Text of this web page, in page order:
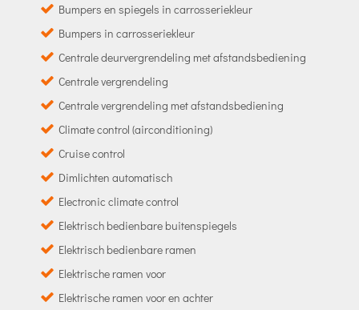
Bumpers en spiegels in carrosseriekleur
Bumpers in carrosseriekleur
Centrale deurvergrendeling met afstandsbediening
Centrale vergrendeling
Centrale vergrendeling met afstandsbediening
Climate control (airconditioning)
Cruise control
Dimlichten automatisch
Electronic climate control
Elektrisch bedienbare buitenspiegels
Elektrisch bedienbare ramen
Elektrische ramen voor
Elektrische ramen voor en achter